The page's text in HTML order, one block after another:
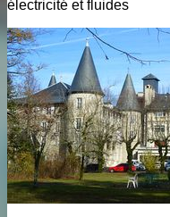
électricité et fluides